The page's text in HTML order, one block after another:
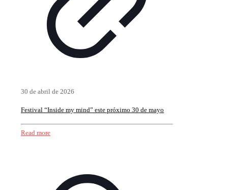
30 de abril de 2026
Festival “Inside my mind” este próximo 30 de mayo
Read more